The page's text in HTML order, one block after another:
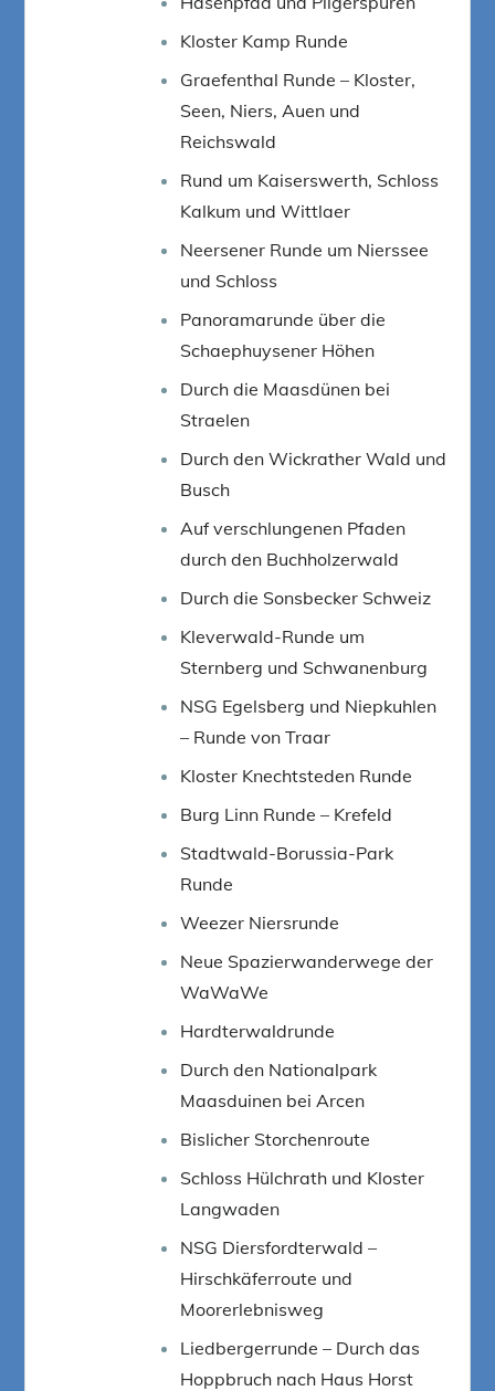
Kloster Kamp Runde
Graefenthal Runde – Kloster,
Seen, Niers, Auen und
Reichswald
Rund um Kaiserswerth, Schloss
Kalkum und Wittlaer
Neersener Runde um Nierssee
und Schloss
Panoramarunde über die
Schaephuysener Höhen
Durch die Maasdünen bei
Straelen
Durch den Wickrather Wald und
Busch
Auf verschlungenen Pfaden
durch den Buchholzerwald
Durch die Sonsbecker Schweiz
Kleverwald-Runde um
Sternberg und Schwanenburg
NSG Egelsberg und Niepkuhlen
– Runde von Traar
Kloster Knechtsteden Runde
Burg Linn Runde – Krefeld
Stadtwald-Borussia-Park
Runde
Weezer Niersrunde
Neue Spazierwanderwege der
WaWaWe
Hardterwaldrunde
Durch den Nationalpark
Maasduinen bei Arcen
Bislicher Storchenroute
Schloss Hülchrath und Kloster
Langwaden
NSG Diersfordterwald –
Hirschkäferroute und
Moorerlebnisweg
Liedbergerrunde – Durch das
Hoppbruch nach Haus Horst